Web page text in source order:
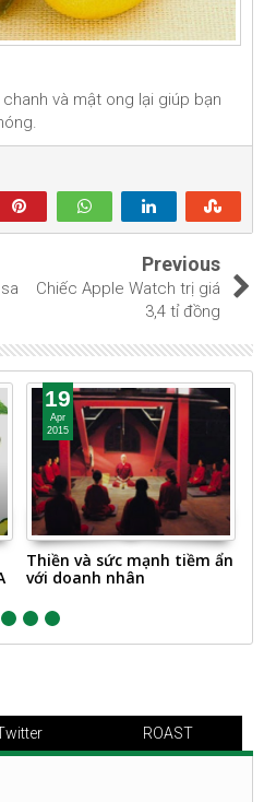
và mật ong lại giúp bạn
Previous
Chiếc Apple Watch trị giá
3,4 tỉ đồng
19
Apr
2015
Thiền và sức mạnh tiềm ẩn
với doanh nhân
ROAST